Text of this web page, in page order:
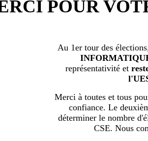
POUR
Au 1er tour des
représentativité et
Merci à toutes et tous
confiance. Le
déterminer le nombre
CSE. Nous